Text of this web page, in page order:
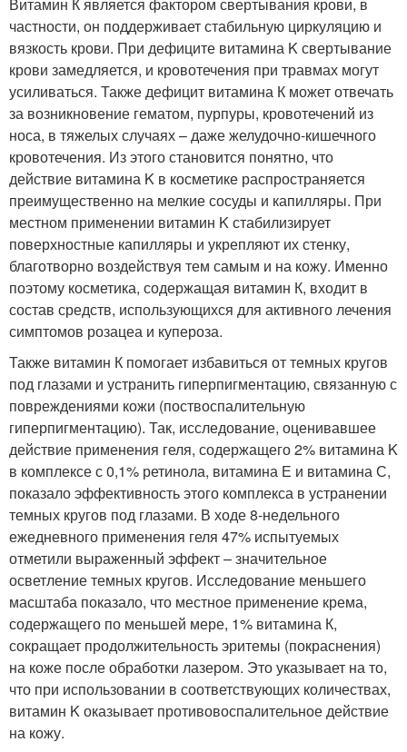
частности, он поддерживает стабильную циркуляцию и
вязкость крови. При дефиците витамина K свертывание
крови замедляется, и кровотечения при травмах могут
усиливаться. Также дефицит витамина К может отвечать
за возникновение гематом, пурпуры, кровотечений из
носа, в тяжелых случаях – даже желудочно-кишечного
кровотечения. Из этого становится понятно, что
действие витамина K в косметике распространяется
преимущественно на мелкие сосуды и капилляры. При
местном применении витамин K стабилизирует
поверхностные капилляры и укрепляют их стенку,
благотворно воздействуя тем самым и на кожу. Именно
поэтому косметика, содержащая витамин К, входит в
состав средств, использующихся для активного лечения
симптомов розацеа и купероза.
Также витамин К помогает избавиться от темных кругов
под глазами и устранить гиперпигментацию, связанную с
повреждениями кожи (поствоспалительную
гиперпигментацию). Так, исследование, оценивавшее
действие применения геля, содержащего 2% витамина K
в комплексе с 0,1% ретинола, витамина Е и витамина С,
показало эффективность этого комплекса в устранении
темных кругов под глазами. В ходе 8-недельного
ежедневного применения геля 47% испытуемых
отметили выраженный эффект – значительное
осветление темных кругов. Исследование меньшего
масштаба показало, что местное применение крема,
содержащего по меньшей мере, 1% витамина К,
сокращает продолжительность эритемы (покраснения)
на коже после обработки лазером. Это указывает на то,
что при использовании в соответствующих количествах,
витамин K оказывает противовоспалительное действие
на кожу.